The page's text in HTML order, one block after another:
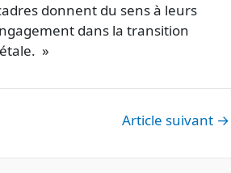
donnent du sens à leurs
dans la transition
»
Article suivant →